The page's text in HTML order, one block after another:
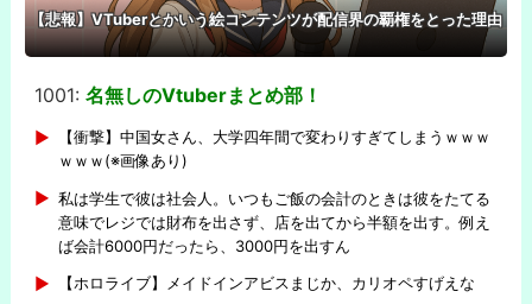
【悲報】VTuberとかいう絵コンテンツが配信界の覇権をとった理由
1001: 名無しのVtuberまとめ部！
【衝撃】中国女さん、大学四年間で変わりすぎてしまうｗｗｗ
ｗｗｗ(※画像あり)
私は学生で彼は社会人。いつもご飯の会計のときは彼をたてる
意味でレジでは財布を出さず、店を出てから半額を出す。例え
ば会計6000円だったら、3000円を出すん
【ホロライブ】メイドインアビスまじか、カリオペすげえな